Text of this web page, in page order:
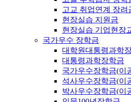
고교 취업연계 장려
현장실습 지원금
현장실습 기업현장
국가우수 장학금
대학원대통령과학
대통령과학장학금
국가우수장학금(이
석사우수장학금(이
박사우수장학금(이